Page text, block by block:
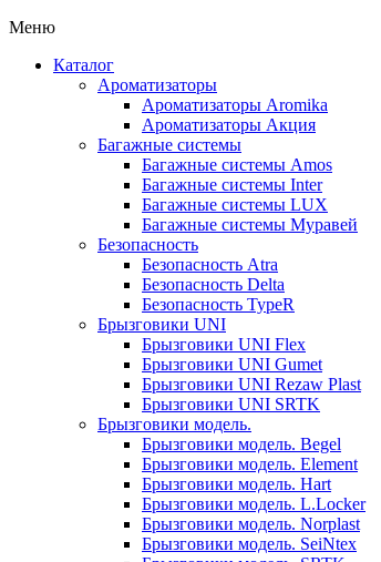
Меню
Каталог
Ароматизаторы
Ароматизаторы Aromika
Ароматизаторы Акция
Багажные системы
Багажные системы Amos
Багажные системы Inter
Багажные системы LUX
Багажные системы Муравей
Безопасность
Безопасность Atra
Безопасность Delta
Безопасность TypeR
Брызговики UNI
Брызговики UNI Flex
Брызговики UNI Gumet
Брызговики UNI Rezaw Plast
Брызговики UNI SRTK
Брызговики модель.
Брызговики модель. Begel
Брызговики модель. Element
Брызговики модель. Hart
Брызговики модель. L.Locker
Брызговики модель. Norplast
Брызговики модель. SeiNtex